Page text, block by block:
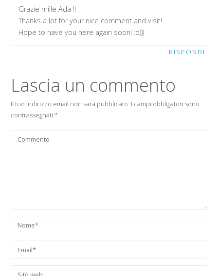
Grazie mille Ada !!
Thanks a lot for your nice comment and visit!
Hope to have you here again soon! :o)))
RISPONDI
Lascia un commento
Il tuo indirizzo email non sarà pubblicato. I campi obbligatori sono
contrassegnati*